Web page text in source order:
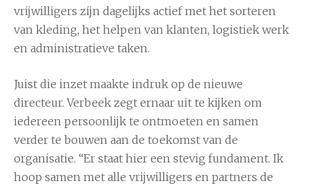
vrijwilligers zijn dagelijks actief met het sorteren
van kleding, het helpen van klanten, logistiek werk
en administratieve taken.
Juist die inzet maakte indruk op de nieuwe
directeur. Verbeek zegt ernaar uit te kijken om
iedereen persoonlijk te ontmoeten en samen
verder te bouwen aan de toekomst van de
organisatie. “Er staat hier een stevig fundament. Ik
hoop samen met alle vrijwilligers en partners de